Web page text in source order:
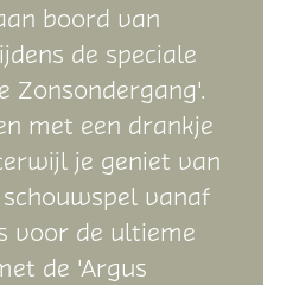
boord van
de speciale
Zonsondergang'.
met een drankje
je geniet van
vanaf
voor de ultieme
de 'Argus